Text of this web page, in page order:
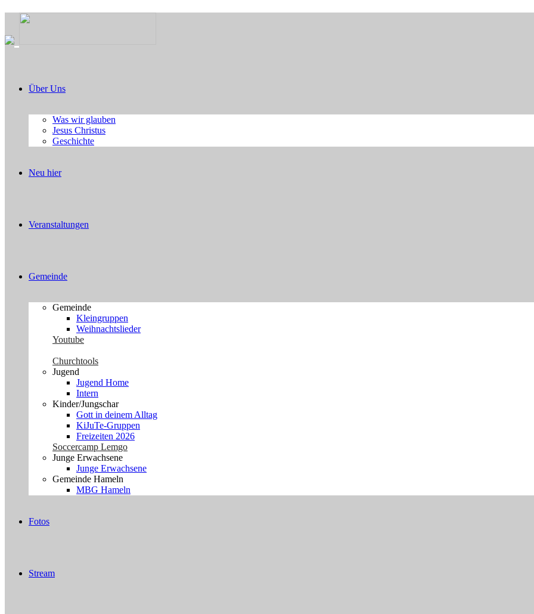
Über Uns
Was wir glauben
Jesus Christus
Geschichte
Neu hier
Veranstaltungen
Gemeinde
Gemeinde
Kleingruppen
Weihnachtslieder
Youtube
Churchtools
Jugend
Jugend Home
Intern
Kinder/Jungschar
Gott in deinem Alltag
KiJuTe-Gruppen
Freizeiten 2026
Soccercamp Lemgo
Junge Erwachsene
Junge Erwachsene
Gemeinde Hameln
MBG Hameln
Fotos
Stream